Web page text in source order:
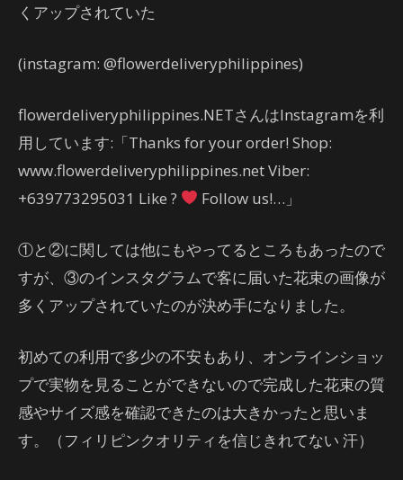
くアップされていた
(instagram: @flowerdeliveryphilippines)
flowerdeliveryphilippines.NETさんはInstagramを利
用しています:「Thanks for your order! Shop:
www.flowerdeliveryphilippines.net Viber:
+639773295031 Like ?
Follow us!…」
①と②に関しては他にもやってるところもあったので
すが、③のインスタグラムで客に届いた花束の画像が
多くアップされていたのが決め手になりました。
初めての利用で多少の不安もあり、オンラインショッ
プで実物を見ることができないので完成した花束の質
感やサイズ感を確認できたのは大きかったと思いま
す。（フィリピンクオリティを信じきれてない 汗）